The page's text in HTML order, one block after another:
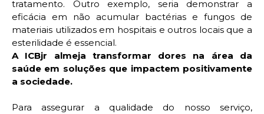
tratamento. Outro exemplo, seria demonstrar a
eficácia em não acumular bactérias e fungos de
materiais utilizados em hospitais e outros locais que a
esterilidade é essencial.
A ICBjr almeja transformar dores na área da
saúde em soluções que impactem positivamente
a sociedade.
Para assegurar a qualidade do nosso serviço,